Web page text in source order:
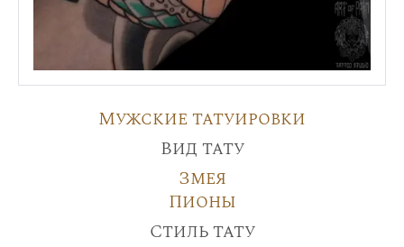
Мужские татуировки
Вид тату
Змея
Пионы
Стиль тату